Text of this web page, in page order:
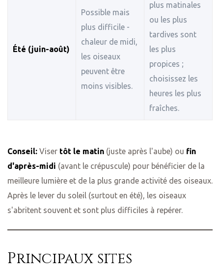
Été (juin-août)
Possible mais
plus difficile -
chaleur de midi,
les oiseaux
peuvent être
moins visibles.
plus matinales
ou les plus
tardives sont
les plus
propices ;
choisissez les
heures les plus
fraîches.
Conseil: Viser tôt le matin (juste après l'aube) ou fin
d'après-midi (avant le crépuscule) pour bénéficier de la
meilleure lumière et de la plus grande activité des oiseaux.
Après le lever du soleil (surtout en été), les oiseaux
s'abritent souvent et sont plus difficiles à repérer.
Principaux sites